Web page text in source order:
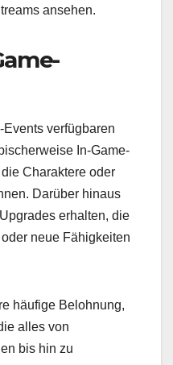
ansehen.
verfügbaren
In-Game-
Charaktere oder
Darüber hinaus
erhalten, die
neue Fähigkeiten
häufige Belohnung,
alles von
bis hin zu